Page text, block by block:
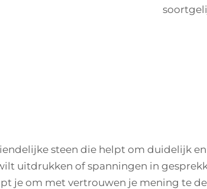
steen die helpt om duidelijk
uitdrukken of spanningen in
je om met vertrouwen je mening te